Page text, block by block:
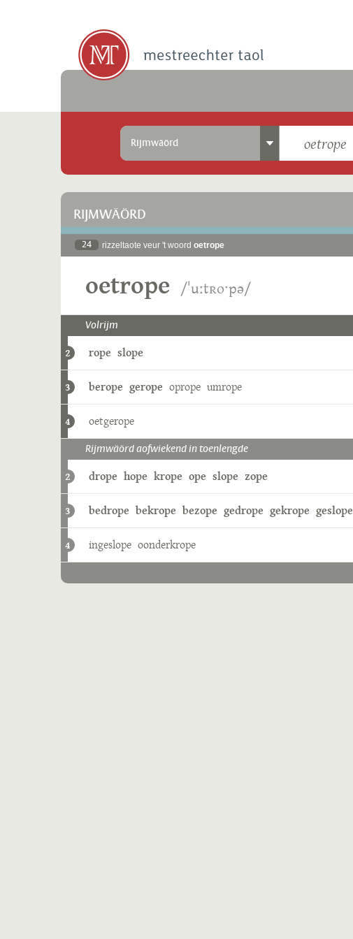
Rijmwäörd
RIJMWÄÖRD
24 rizzeltaote veur 't woord oetrope
oetrope /ˈuːtʀoˑpə/
Volrijm
2 rope slope
3 berope gerope oprope umrope
4 oetgerope
Rijmwäörd aofwiekend in toenlengde
2 drope hope krope ope slope zope
3 bedrope bekrope bezope gedrope gekrope geslope
4 ingeslope oonderkrope